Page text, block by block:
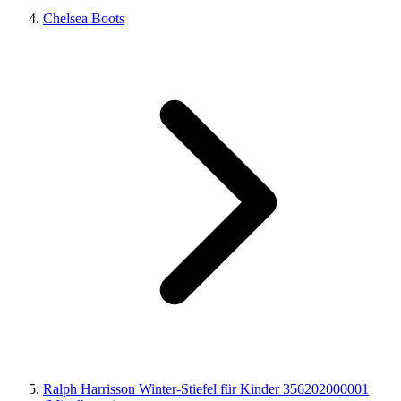
Chelsea Boots
Ralph Harrisson Winter-Stiefel für Kinder 356202000001